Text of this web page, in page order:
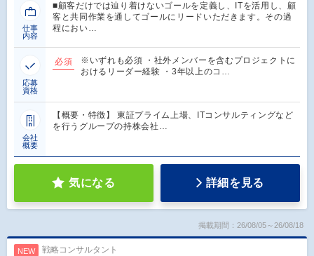
仕事
内容
■顧客だけでは辿り着けないゴールを定義し、ITを活用し、顧
客と共同作業を通してゴールにリードいただきます。その過
程におい…
応募
資格
必須
※いずれも必須 ・社外メンバーを含むプロジェクトに
おけるリーダー経験 ・3年以上のコ…
会社
概要
【概要・特徴】 東証プライム上場、ITコンサルティングなど
を行うグループの持株会社…
気になる 詳細を見る
掲載期間：26/08/05～26/08/18
NEW 戦略コンサルタント